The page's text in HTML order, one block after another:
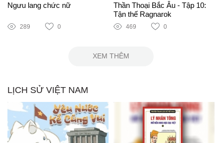
Ngưu lang chức nữ
289 0
Thần Thoại Bắc Âu - Tập 10:
Tận thế Ragnarok
469 0
XEM THÊM
LỊCH SỬ VIỆT NAM